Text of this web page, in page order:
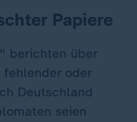
Papiere
berichten über
oder
Deutschland
seien